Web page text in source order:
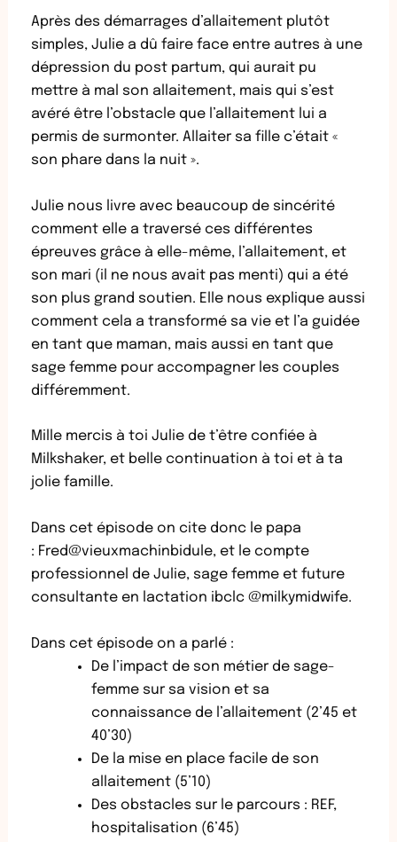
Après des démarrages d’allaitement plutôt
simples, Julie a dû faire face entre autres à une
dépression du post partum, qui aurait pu
mettre à mal son allaitement, mais qui s’est
avéré être l’obstacle que l’allaitement lui a
permis de surmonter. Allaiter sa fille c’était «
son phare dans la nuit ».
Julie nous livre avec beaucoup de sincérité
comment elle a traversé ces différentes
épreuves grâce à elle-même, l’allaitement, et
son mari (il ne nous avait pas menti) qui a été
son plus grand soutien. Elle nous explique aussi
comment cela a transformé sa vie et l’a guidée
en tant que maman, mais aussi en tant que
sage femme pour accompagner les couples
différemment.
Mille mercis à toi Julie de t’être confiée à
Milkshaker, et belle continuation à toi et à ta
jolie famille.
Dans cet épisode on cite donc le papa
: Fred@vieuxmachinbidule, et le compte
professionnel de Julie, sage femme et future
consultante en lactation ibclc @milkymidwife.
Dans cet épisode on a parlé :
De l’impact de son métier de sage-
femme sur sa vision et sa
connaissance de l’allaitement (2’45 et
40’30)
De la mise en place facile de son
allaitement (5’10)
Des obstacles sur le parcours : REF,
hospitalisation (6’45)